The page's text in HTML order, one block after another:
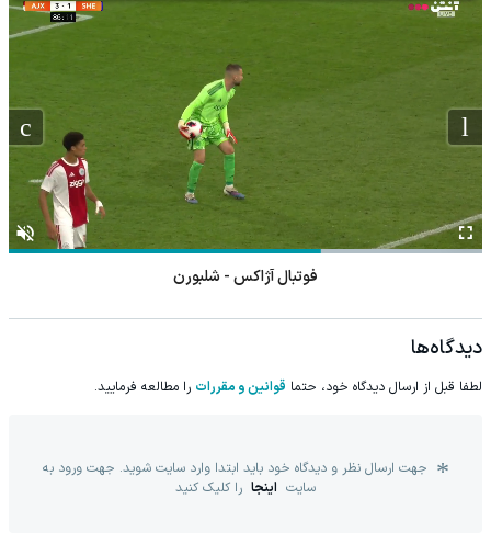
فوتبال آژاکس - شلبورن
دیدگاه‌ها
لطفا قبل از ارسال دیدگاه خود، حتما قوانین و مقررات را مطالعه فرمایید.
جهت ارسال نظر و دیدگاه خود باید ابتدا وارد سایت شوید. جهت ورود به
سایت اینجا را کلیک کنید